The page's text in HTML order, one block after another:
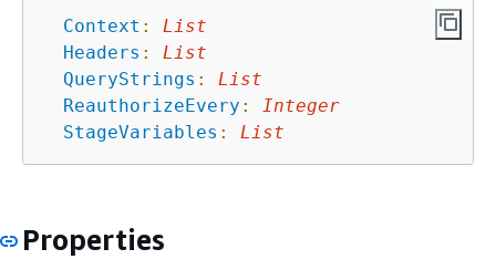
Context :
List
Headers :
List
QueryStrings :
List
ReauthorizeEvery :
Integer
StageVariables : List
Properties